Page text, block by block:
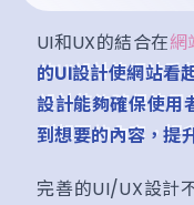
UI和UX的結合在網
的UI設計使網站看
設計能夠確保使用
到想要的內容，提
完善的UI/UX設計